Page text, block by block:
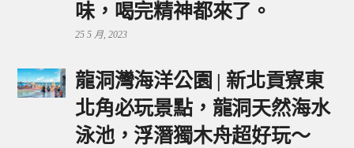
味，喝完精神都來了。
25 5 月, 2023
龍洞灣海洋公園 | 新北貢寮東
北角必玩景點，龍洞天然海水
泳池，浮潛獨木舟超好玩～